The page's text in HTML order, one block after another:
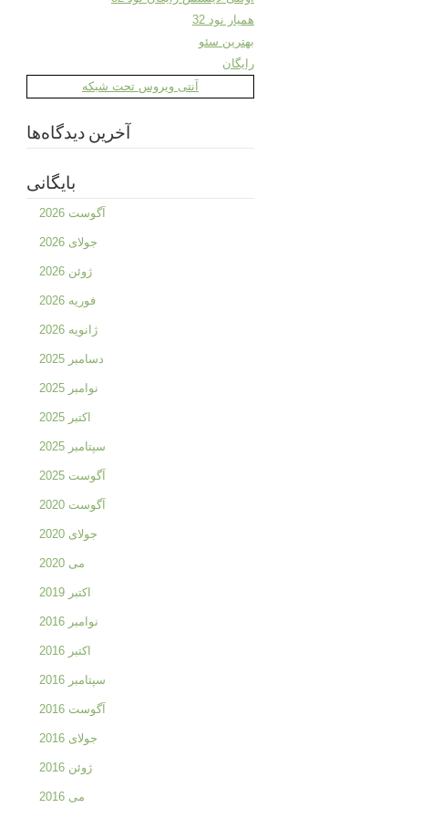
همیار نود 32
بهترین سئو
رایگان
آنتی ویروس تحت شبکه
آخرین دیدگاه‌ها
بایگانی
آگوست 2026
جولای 2026
ژوئن 2026
فوریه 2026
ژانویه 2026
دسامبر 2025
نوامبر 2025
اکتبر 2025
سپتامبر 2025
آگوست 2025
آگوست 2020
جولای 2020
می 2020
اکتبر 2019
نوامبر 2016
اکتبر 2016
سپتامبر 2016
آگوست 2016
جولای 2016
ژوئن 2016
می 2016